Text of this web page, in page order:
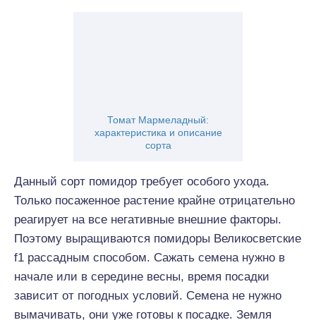
Томат Мармеладный:
характеристика и описание
сорта
Данный сорт помидор требует особого ухода.
Только посаженное растение крайне отрицательно
реагирует на все негативные внешние факторы.
Поэтому выращиваются помидоры Великосветские
f1 рассадным способом. Сажать семена нужно в
начале или в середине весны, время посадки
зависит от погодных условий. Семена не нужно
вымачивать, они уже готовы к посадке. Земля